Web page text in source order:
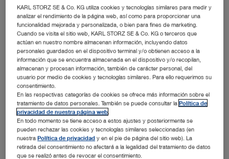
sistema de cámara IMAGE1 S™. Los monitores están
disponibles con diferentes resoluciones (4K/FULL HD),
tamaños y tecnologías (2D/3D), para responder a las
exigencias de cada intervención.
1 Productos
Núm. de artículo: TM220
Monitor FULL HD de 27"
KARL STORZ SE & Co. KG utiliza cookies y tecnologías similares para medir y
analizar el rendimiento de la página web, así como para proporcionar una
funcionalidad mejorada y personalizada, o bien para fines de marketing.
Cuando se visita el sitio web, KARL STORZ SE & Co. KG o terceros que
actúan en nuestro nombre almacenan información, incluyendo datos
personales guardados en el dispositivo terminal y/o obtienen acceso a la
información que se encuentra almacenada en el dispositivo y/o recopilan,
almacenan y procesan información, también de carácter personal, del
usuario por medio de cookies y tecnologías similares. Para ello requerimos su
consentimiento.
En las respectivas categorías de cookies se ofrece más información sobre el
tratamiento de datos personales. También se puede consultar laPolítica de
privacidad de nuestra página web
En todo momento se tiene acceso a estos ajustes y posteriormente se
pueden rechazar las cookies y tecnologías similares seleccionadas (en
nuestraPolítica de privacidad y en el pie de página del sitio web). La
retirada del consentimiento no afectará a la legalidad del tratamiento de datos
que se realizó antes de revocar el consentimiento.